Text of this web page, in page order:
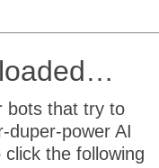
bots that try to
duper-power AI
the following